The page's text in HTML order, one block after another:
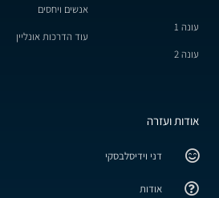
עונה 1
עונה 2
אנשים ויחסים
עוד הדרכות אונליין
אודות ועזרה
דני וידיסלבסקי
אודות